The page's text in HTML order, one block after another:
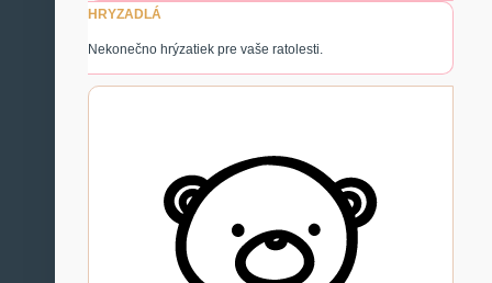
HRYZADLÁ
Nekonečno hrýzatiek pre vaše ratolesti.